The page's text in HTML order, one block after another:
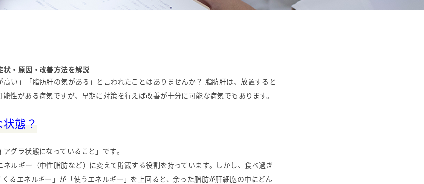
状・原因・改善方法を解説
い」「脂肪肝の気がある」と言われたことはありませんか？ 脂肪肝は、放置すると
性がある病気ですが、早期に対策を行えば改善が十分に可能な病気でもあります。
態？
グラ状態になっていること」です。
ルギー（中性脂肪など）に変えて貯蔵する役割を持っています。しかし、食べ過ぎ
るエネルギー」が「使うエネルギー」を上回ると、余った脂肪が肝細胞の中にどん